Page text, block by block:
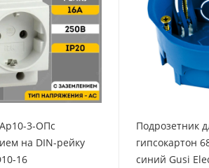
3-ОПс
на DIN-рейку
16
Подрозетник
гипсокартон
синий Gusi